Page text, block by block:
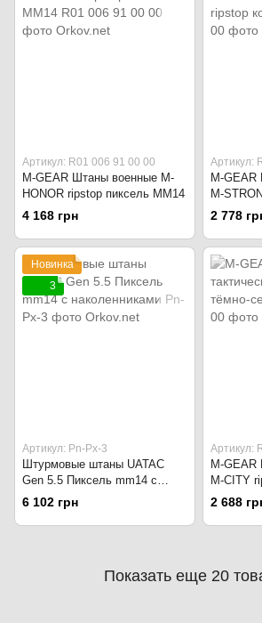
Артикул: R01 006 91 00 00
M-GEAR Штаны военные M-
HONOR ripstop пиксель ММ14
4 168 грн
Артикул:
M-GEAR
M-
2 778
Новинка
3
Артикул: Pn-Px-3
Штурмовые штаны UATAC
Gen 5.5 Пиксель mm14 с
наколенниками
6 102 грн
Артикул:
M-GEAR
M-CITY
2 688
Показать еще 20